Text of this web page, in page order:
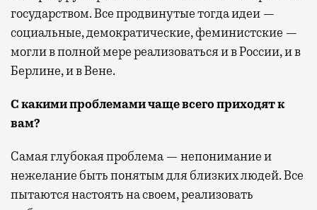
государством. Все продвинутые тогда идеи —
социальные, демократические, феминистские —
могли в полной мере реализоваться и в России, и в
Берлине, и в Вене.
С какими проблемами чаще всего приходят к
вам?
Самая глубокая проблема — непонимание и
нежелание быть понятым для близких людей. Все
пытаются настоять на своем, реализовать